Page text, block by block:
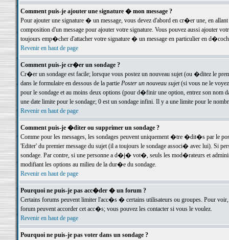
Comment puis-je ajouter une signature � mon message ?
Pour ajouter une signature � un message, vous devez d'abord en cr�er une, en
composition d'un message pour ajouter votre signature. Vous pouvez aussi ajouter
toujours emp�cher d'attacher votre signature � un message en particulier en
Revenir en haut de page
Comment puis-je cr�er un sondage ?
Cr�er un sondage est facile; lorsque vous postez un nouveau sujet (ou �ditez le
dans le formulaire en dessous de la partie Poster un nouveau sujet(si vous ne le voyez
pour le sondage et au moins deux options (pour d�finir une option, entrez son nom
une date limite pour le sondage; 0 est un sondage infini. Il y a une limite pour le
Revenir en haut de page
Comment puis-je �diter ou supprimer un sondage ?
Comme pour les messages, les sondages peuvent uniquement �tre �dit�s par le
'Editer' du premier message du sujet (il a toujours le sondage associ� avec lui). Si
sondage. Par contre, si une personne a d�j� vot�, seuls les mod�rateurs et
modifiant les options au milieu de la dur�e du sondage.
Revenir en haut de page
Pourquoi ne puis-je pas acc�der � un forum ?
Certains forums peuvent limiter l'acc�s � certains utilisateurs ou groupes. Pour
forum peuvent accorder cet acc�s; vous pouvez les contacter si vous le voulez.
Revenir en haut de page
Pourquoi ne puis-je pas voter dans un sondage ?